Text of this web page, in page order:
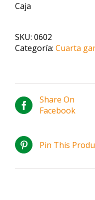
Caja
SKU: 0602
Categoría: Cuarta
Share On
Facebook
Pin This